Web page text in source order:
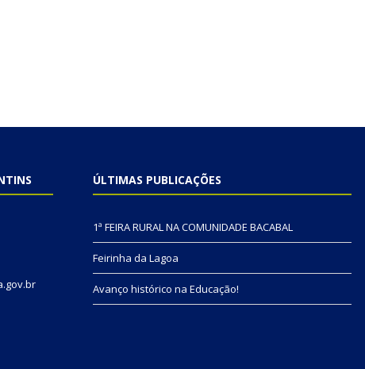
ÚLTIMAS PUBLICAÇÕES
1ª FEIRA RURAL NA COMUNIDADE BACABAL
Feirinha da Lagoa
Avanço histórico na Educação!